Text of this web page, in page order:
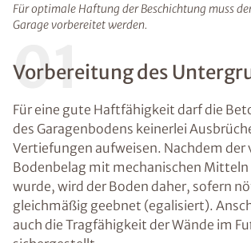
Für optimale Haftung der Beschichtung muss
Garage vorbereitet werden.
01
Vorbereitung des
Für eine gute Haftfähigkeit darf die
des Garagenbodens keinerlei
Vertiefungen aufweisen. Nachdem der
Bodenbelag mit mechanischen
wurde, wird der Boden daher, sofern
gleichmäßig geebnet (egalisiert).
auch die Tragfähigkeit der Wände im